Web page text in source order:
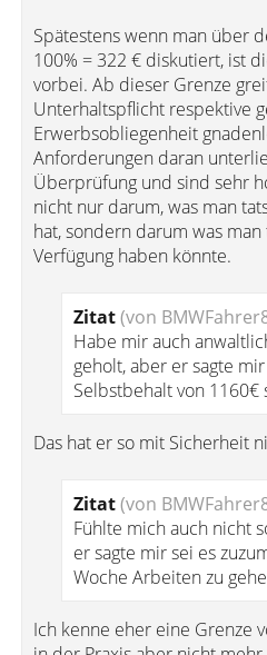
Spätestens wenn man über
100% = 322 € diskutiert, ist
vorbei. Ab dieser Grenze
Unterhaltspflicht respektive
Erwerbsobliegenheit
Anforderungen daran
Überprüfung und sind sehr
nicht nur darum, was man
hat, sondern darum was
Verfügung haben könnte.
Zitat(von
Habe mir auch
geholt, aber er sagte
Selbstbehalt von 1160€
Das hat er so mit Sicherheit
Zitat(von
Fühlte mich auch nicht
er sagte mir sei es
Woche Arbeiten zu
Ich kenne eher eine Grenze